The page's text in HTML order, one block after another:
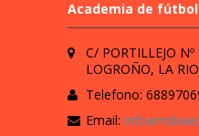
Academia de
C/ PORTILLEJO Nº
LOGROÑO, LA
Telefono:
Email: